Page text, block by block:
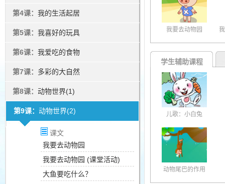
第4课： 我的生活起居
第5课： 我喜好的玩具
第6课： 我爱吃的食物
第7课： 多彩的大自然
第8课： 动物世界(1)
第9课： 动物世界(2)
课文
我要去动物园
我要去动物园 (课堂活动)
大鱼要吃什么？
我要去动物园
学生辅助课程
儿歌：小白兔
动物尾巴的作用